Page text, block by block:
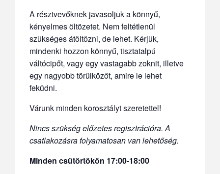
A résztvevőknek javasoljuk a könnyű,
kényelmes öltözetet. Nem feltétlenül
szükséges átöltözni, de lehet. Kérjük,
mindenki hozzon könnyű, tisztatalpú
váltócipőt, vagy egy vastagabb zoknit, illetve
egy nagyobb törülközőt, amire le lehet
feküdni.
Várunk minden korosztályt szeretettel!
Nincs szükség előzetes regisztrációra.A
csatlakozásra folyamatosan van lehetőség.
Minden csütörtökön 17:00-18:00